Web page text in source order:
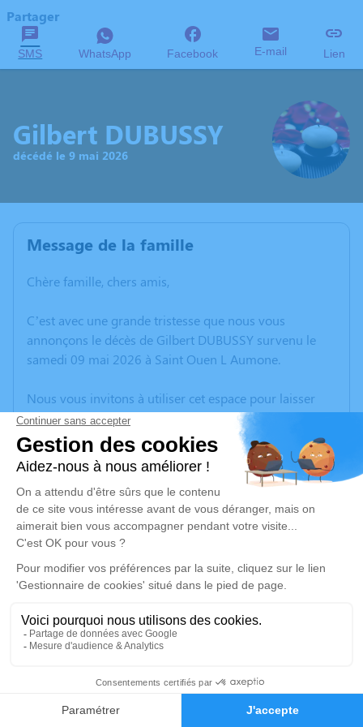
Faire-part Hommages
Partager
SMS WhatsApp Facebook E-mail Lien
Gilbert DUBUSSY
décédé le 9 mai 2026
Message de la famille
Chère famille, chers amis,
C’est avec une grande tristesse que nous vous
annonçons le décès de Gilbert DUBUSSY survenu le
samedi 09 mai 2026 à Saint Ouen L Aumone.
Nous vous invitons à utiliser cet espace pour laisser
vos condoléances, partager des photos souvenirs, une
anecdote ou exprimer vos pensées à travers des
poèmes ou des textes. Cet endroit est un lieu
d'expression dédié à honorer la mémoire de Gilbert
DUBUSSY.
Un service de plantation d’arbre hommage est
disponible ici.
Je rends hommage
Cérémonie
Crematorium de Saint-Ouen-l'Aumone
35 avenue de verdun